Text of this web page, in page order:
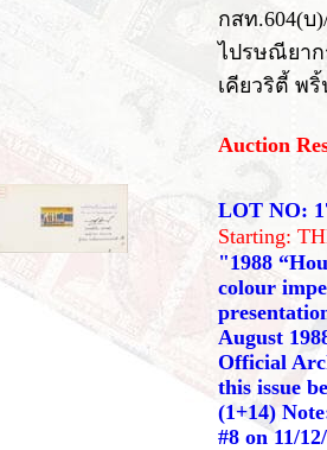
กสท.604(บ
ไปรษณียา
เคียวริตี้ พริ้
Auction
LOT NO:
Starting:
"1988
colour
August
Official
this issue
(1+14)
#8 on 11/